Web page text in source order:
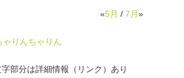
«5月 / 7月»
部分は詳細情報（リンク）あり